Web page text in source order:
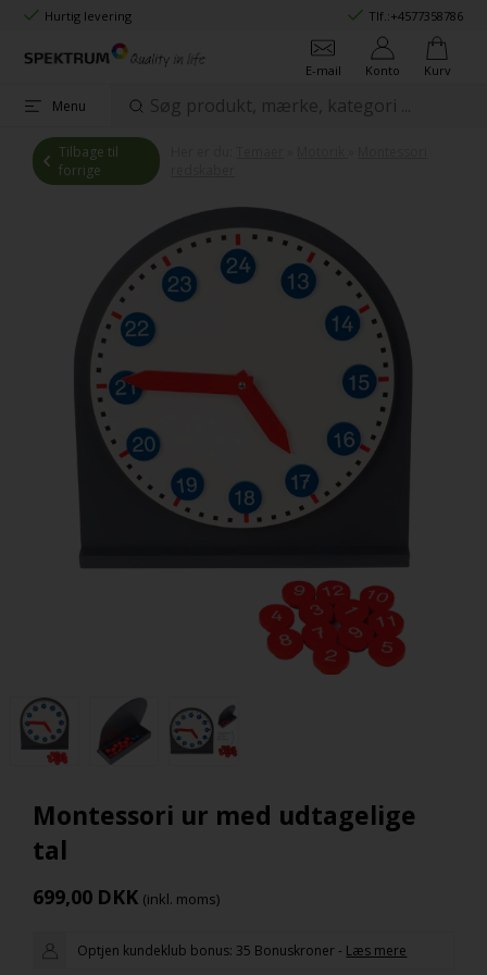
Hurtig levering Tlf.:+4577358786
E-mail Konto Kurv
Menu
Tilbage til
forrige
Montessori ur med udtagelige
tal
699,00 DKK (inkl. moms)
Optjen kundeklub bonus: 35 Bonuskroner - Læs mere